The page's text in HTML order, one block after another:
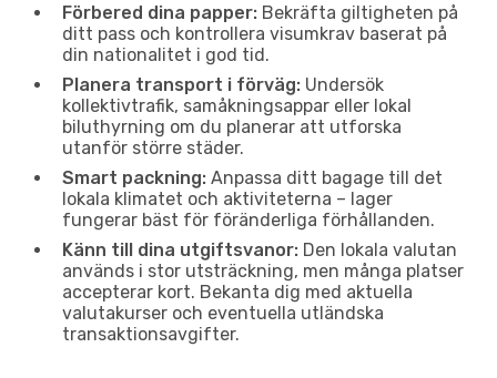
Förbered dina papper: Bekräfta giltigheten på
ditt pass och kontrollera visumkrav baserat på
din nationalitet i god tid.
Planera transport i förväg: Undersök
kollektivtrafik, samåkningsappar eller lokal
biluthyrning om du planerar att utforska
utanför större städer.
Smart packning: Anpassa ditt bagage till det
lokala klimatet och aktiviteterna – lager
fungerar bäst för föränderliga förhållanden.
Känn till dina utgiftsvanor: Den lokala valutan
används i stor utsträckning, men många platser
accepterar kort. Bekanta dig med aktuella
valutakurser och eventuella utländska
transaktionsavgifter.